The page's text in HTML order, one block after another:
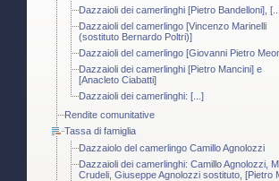
Dazzaioli dei camerlinghi [Pietro Bandelloni],
Dazzaioli del camerlingo [Vincenzo Marinelli
(sostituto Bernardo Poltri)]
Dazzaioli del camerlingo [Giovanni Pietro
Dazzaioli dei camerlinghi [Pietro Mancini] e
[Anacleto Ciabatti]
Dazzaioli dei camerlinghi: [...]
Rendite comunitative
Tassa di famiglia
Dazzaiolo del camerlingo Camillo Agnolozzi
Dazzaioli dei camerlinghi: Camillo Agnolozzi,
Crudeli, Giuseppe Agnolozzi sostituto, [Pietro